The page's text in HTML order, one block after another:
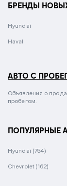
БРЕНДЫ
Hyundai
Haval
АВТО С
Объявления о
пробегом.
ПОПУЛЯРНЫЕ
Hyundai (754)
Chevrolet (162)